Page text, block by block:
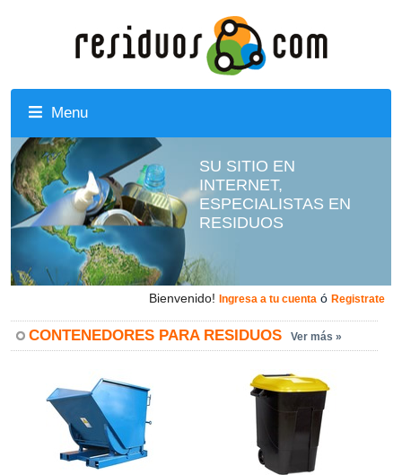
Menu
SU SITIO EN
INTERNET,
ESPECIALISTAS EN
RESIDUOS
Bienvenido! Ingresa a tu cuenta ó Registrate
CONTENEDORES PARA RESIDUOS Ver más »